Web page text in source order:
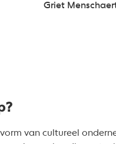
Griet
van cultureel